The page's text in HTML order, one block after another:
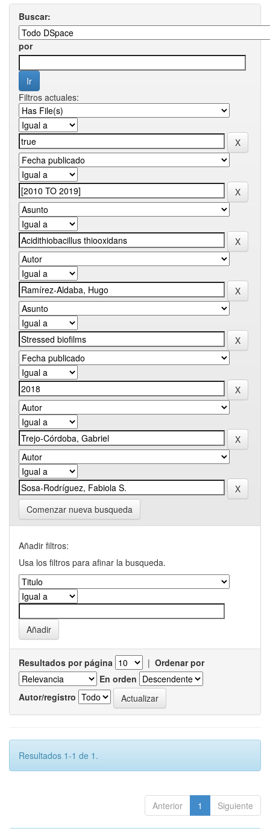
Buscar:
por
Filtros actuales:
Comenzar nueva busqueda
Añadir filtros:
Usa los filtros para afinar la busqueda.
Resultados por página | Ordenar por
En orden
Autor/registro
Resultados 1-1 de 1.
Anterior 1 Siguiente